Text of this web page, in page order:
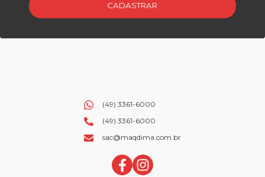
CADASTRAR
(49) 3361-6000
(49) 3361-6000
sac@maqdima.com.br